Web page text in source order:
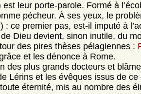
leur porte-parole. Formé à
pécheur. À ses yeux, le
) : ce premier pas, est-il imputé à
Dieu devient, sinon inutile, du
des pires thèses pélagiennes :
et les dénonce à Rome.
des plus grands docteurs et blâme
Lérins et les évêques issus de
éternité, mis au nombre des